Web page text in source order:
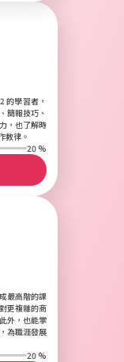
的學習者，
簡報技巧、
，也了解時
教律。
20 %
最高階的課
更複雜的商
外，也能掌
為職涯發展
20 %